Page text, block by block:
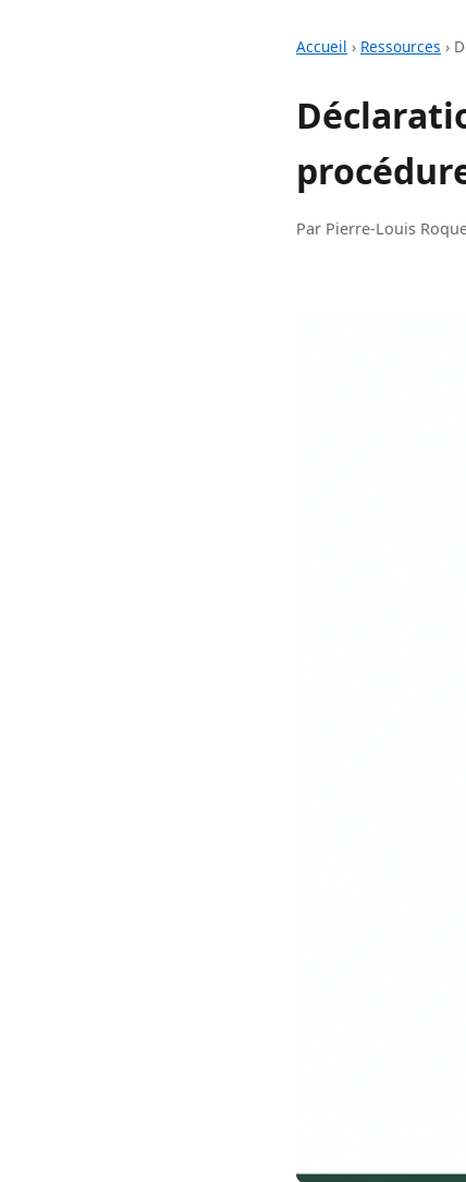
Accueil › Ressources ›
Par Pierre-Louis